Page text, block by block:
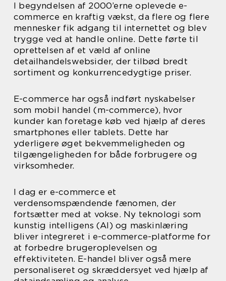
I begyndelsen af 2000’erne oplevede e-
commerce en kraftig vækst, da flere og flere
mennesker fik adgang til internettet og blev
trygge ved at handle online. Dette førte til
oprettelsen af et væld af online
detailhandelswebsider, der tilbød bredt
sortiment og konkurrencedygtige priser.
E-commerce har også indført nyskabelser
som mobil handel (m-commerce), hvor
kunder kan foretage køb ved hjælp af deres
smartphones eller tablets. Dette har
yderligere øget bekvemmeligheden og
tilgængeligheden for både forbrugere og
virksomheder.
I dag er e-commerce et
verdensomspændende fænomen, der
fortsætter med at vokse. Ny teknologi som
kunstig intelligens (AI) og maskinlæring
bliver integreret i e-commerce-platforme for
at forbedre brugeroplevelsen og
effektiviteten. E-handel bliver også mere
personaliseret og skræddersyet ved hjælp af